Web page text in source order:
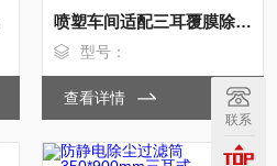
喷塑车间适配三耳覆膜除尘滤筒350*900
型号：
查看详情
联系